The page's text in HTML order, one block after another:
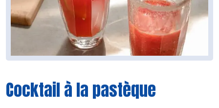
Cocktail à la pastèque